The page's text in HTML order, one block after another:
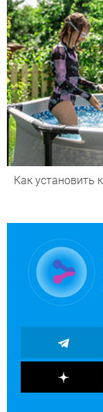
Как установить